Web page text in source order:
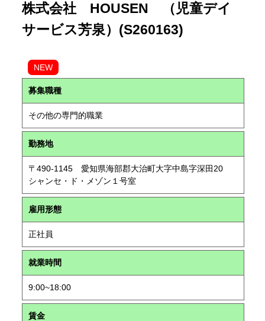
株式会社 HOUSEN （児童デイ
サービス芳泉）(S260163)
NEW
募集職種
その他の専門的職業
勤務地
〒490-1145 愛知県海部郡大治町大字中島字深田20
シャンセ・ド・メゾン１号室
雇用形態
正社員
就業時間
9:00~18:00
賃金